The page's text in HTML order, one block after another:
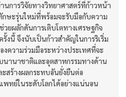
การวิจัยทางวิทยาศาสตร์ที่ก้าวหน้า
กษะรุ่นใหม่ที่พร้อมจะรับมือกับความ
ยผลักดันการเติบโตทางเศรษฐกิจ
งนี้ จึงนับเป็นก้าวสำคัญในการริเริ่ม
ความร่วมมือระหว่างประเทศที่จะ
นานาชาติและอุตสาหกรรมทางด้าน
สร้างผลกระทบอันยั่งยืนต่อ
พทย์ในระดับโลกได้อย่างแน่นอน